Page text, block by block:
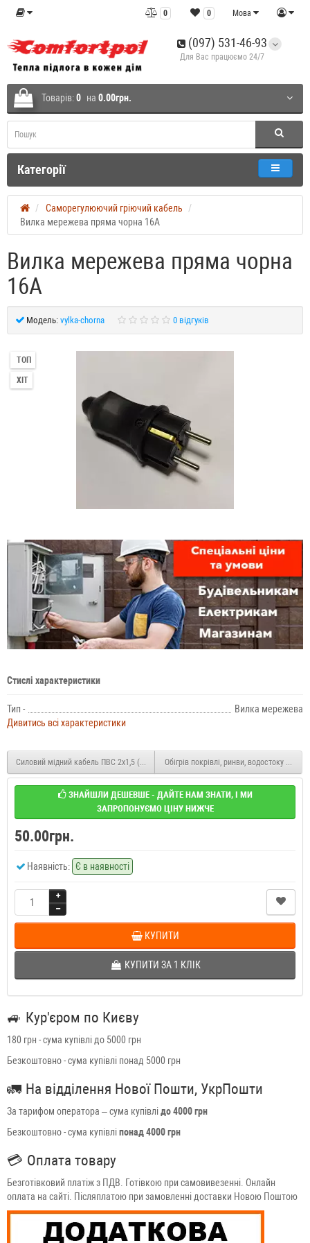
Мова
0
0
(097) 531-46-93
Для Вас працюємо 24/7
Товарів:0 на 0.00грн.
Категорії
Саморегулюючий гріючий кабель
Вилка мережева пряма чорна 16A
Вилка мережева пряма чорна
16A
Модель: vylka-chorna 0 відгуків
ТОП
ХІТ
Стислі характеристики
Тип -
Вилка мережева
Дивитись всі характеристики
Силовий мідний кабель ПВС 2x1,5 (1 м.п.) Обігрів покрівлі, ринви, водостоку FLSR-
ЗНАЙШЛИ ДЕШЕВШЕ - ДАЙТЕ НАМ ЗНАТИ, І МИ
ЗАПРОПОНУЄМО ЦІНУ НИЖЧЕ
50.00грн.
Наявність: Є в наявності
КУПИТИ
КУПИТИ ЗА 1 КЛIК
🚙 Кур'єром по Києву
180 грн - сума купівлі до 5000 грн
Безкоштовно - сума купівлі понад 5000 грн
🚛 На відділення Нової Пошти, УкрПошти
За тарифом оператора – сума купівлідо 4000 грн
Безкоштовно - сума купівліпонад 4000 грн
💳 Оплата товару
Безготівковий платіж з ПДВ. Готівкою при самовивезенні. Онлайн
оплата на сайті. Післяплатою при замовленні доставки Новою Поштою